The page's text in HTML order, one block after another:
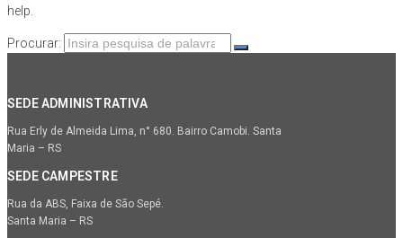
help.
Procurar:
SEDE ADMINISTRATIVA
Rua Erly de Almeida Lima, n° 680. Bairro Camobi. Santa
Maria – RS
SEDE CAMPESTRE
Rua da ABS, Faixa de São Sepé.
Santa Maria – RS